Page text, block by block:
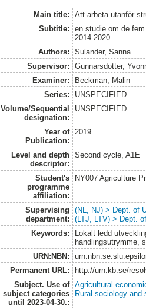
Main title:
Att arbeta utanför
Subtitle:
en studie om de
2014-2020
Authors:
Sulander, Sanna
Supervisor:
Gunnarsdotter,
Examiner:
Beckman, Malin
Series:
UNSPECIFIED
Volume/Sequential
designation:
UNSPECIFIED
Year of
Publication:
2019
Level and depth
descriptor:
Second cycle, A1E
Student's
programme
affiliation:
NY007 Agriculture
Supervising
department:
(NL, NJ) > Dept. of
(LTJ, LTV) > Dept.
Keywords:
Lokalt ledd
handlingsutrymme,
URN:NBN:
Permanent URL:
http://urn.kb.se/
Subject. Use of
subject categories
until 2023-04-30.:
Agricultural
Rural sociology and